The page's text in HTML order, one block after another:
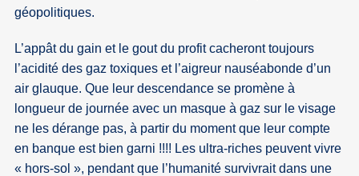
géopolitiques.
L’appât du gain et le gout du profit cacheront toujours
l’acidité des gaz toxiques et l’aigreur nauséabonde d’un
air glauque. Que leur descendance se promène à
longueur de journée avec un masque à gaz sur le visage
ne les dérange pas, à partir du moment que leur compte
en banque est bien garni !!!! Les ultra-riches peuvent vivre
« hors-sol », pendant que l’humanité survivrait dans une